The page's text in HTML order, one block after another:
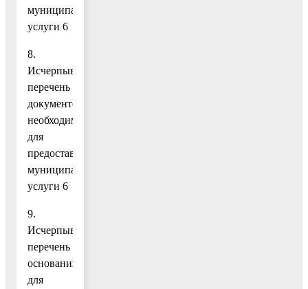
муниципальной
услуги 6
8.
Исчерпывающий
перечень
документов,
необходимых
для
предоставления
муниципальной
услуги 6
9.
Исчерпывающий
перечень
оснований
для